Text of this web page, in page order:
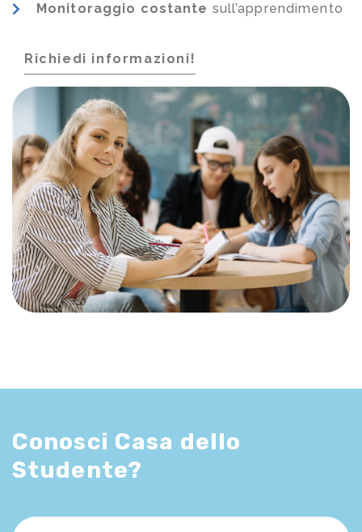
Monitoraggio costante sull’apprendimento
Richiedi informazioni!
Conosci Casa dello
Studente?